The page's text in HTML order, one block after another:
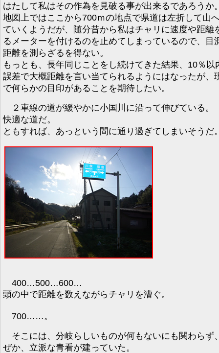
はたして私はその作為を見破る事が出来るであろうか
地図上ではここから700ｍの地点で県道は左折して山
ていくようだが、随分昔から私はチャリに速度や距離
るメーターを付けるのを止めてしまっているので、目
距離を測らざるを得ない。
もっとも、長年同じことをし続けてきた結果、10％以
誤差で大概距離を言い当てられるようにはなったが、
で何らかの目印があることを期待したい。
２車線の道が緩やかに小国川に沿って伸びている。
快適な道だ。
ともすれば、あっという間に通り過ぎてしまいそうだ
400…500…600…
頭の中で距離を数えながらチャリを漕ぐ。
700……。
そこには、分岐らしいものが何もないにも関わらず
ぜか、立派な青看が建っていた。